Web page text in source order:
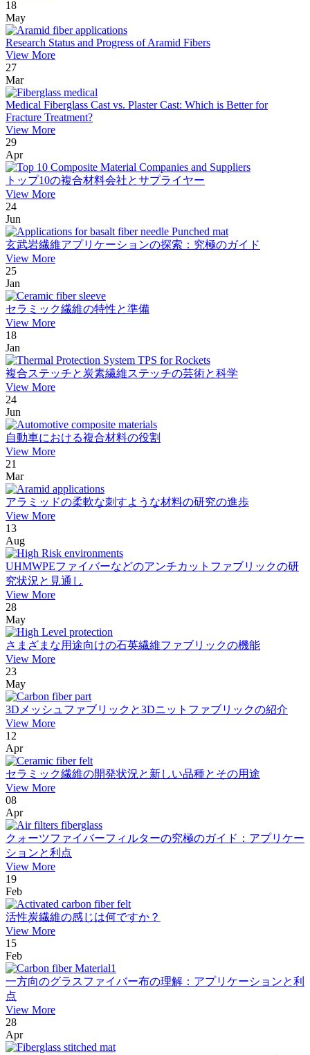
18
May
Research Status and Progress of Aramid Fibers
View More
27
Mar
Medical Fiberglass Cast vs. Plaster Cast: Which is Better for
Fracture Treatment?
View More
29
Apr
トップ10の複合材料会社とサプライヤー
View More
24
Jun
玄武岩繊維アプリケーションの探索：究極のガイド
View More
25
Jan
セラミック繊維の特性と準備
View More
18
Jan
複合ステッチと炭素繊維ステッチの芸術と科学
View More
24
Jun
自動車における複合材料の役割
View More
21
Mar
アラミッドの柔軟な刺すような材料の研究の進歩
View More
13
Aug
UHMWPEファイバーなどのアンチカットファブリックの研
究状況と見通し
View More
28
May
さまざまな用途向けの石英繊維ファブリックの機能
View More
23
May
3Dメッシュファブリックと3Dニットファブリックの紹介
View More
12
Apr
セラミック繊維の開発状況と新しい品種とその用途
View More
08
Apr
クォーツファイバーフィルターの究極のガイド：アプリケー
ションと利点
View More
19
Feb
活性炭繊維の感じは何ですか？
View More
15
Feb
一方向のグラスファイバー布の理解：アプリケーションと利
点
View More
28
Apr